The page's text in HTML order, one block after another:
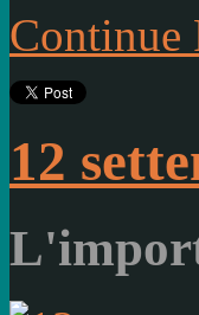
Continue
12